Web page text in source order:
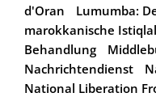
d'Oran
Lumumba:
marokkanische
Behandlung
Nachrichtendienst
National Liberation